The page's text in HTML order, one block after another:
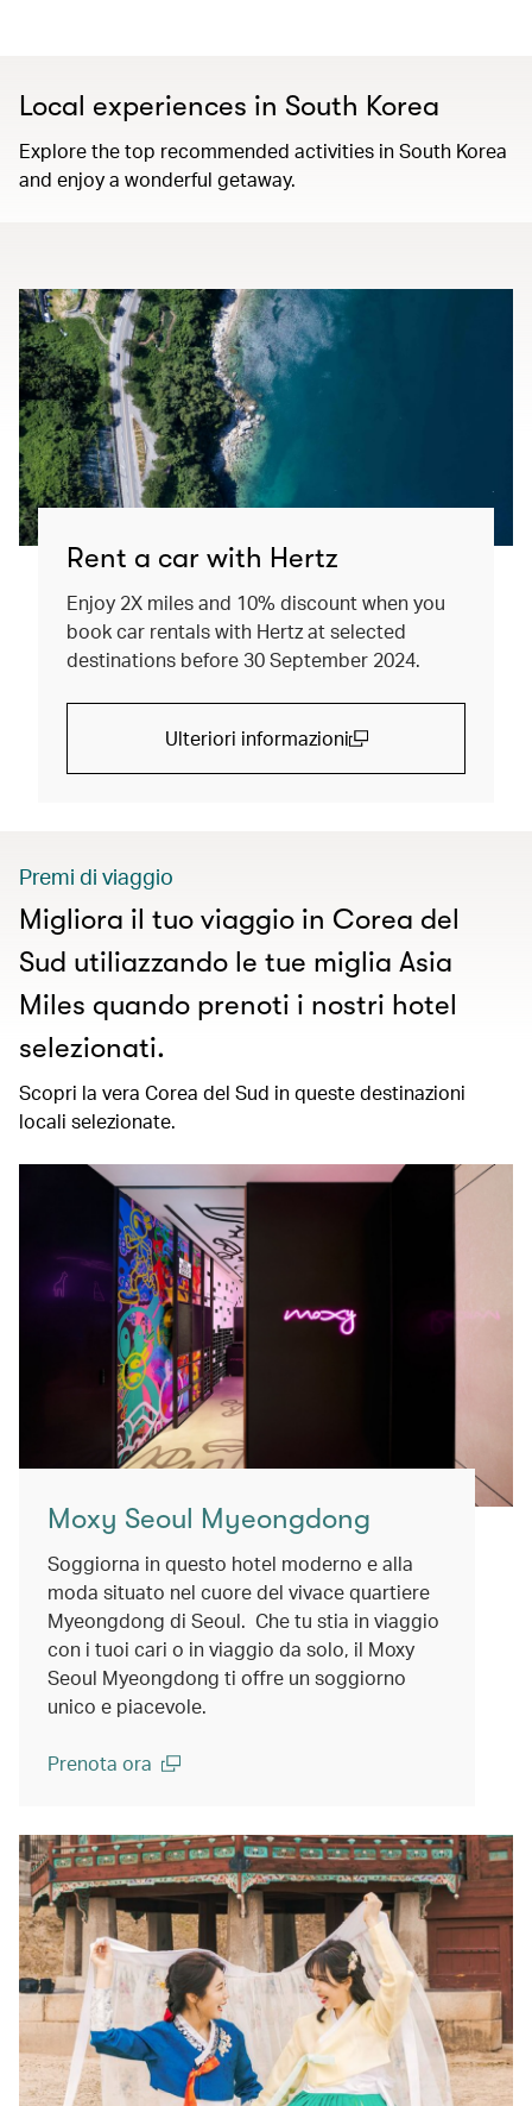
Local experiences in South Korea
Explore the top recommended activities in South Korea
and enjoy a wonderful getaway.
Rent a car with Hertz
Enjoy 2X miles and 10% discount when you
book car rentals with Hertz at selected
destinations before 30 September 2024.
Ulteriori informazioni
Premi di viaggio
Migliora il tuo viaggio in Corea del
Sud utiliazzando le tue miglia Asia
Miles quando prenoti i nostri hotel
selezionati.
Scopri la vera Corea del Sud in queste destinazioni
locali selezionate.
Moxy Seoul Myeongdong
Soggiorna in questo hotel moderno e alla
moda situato nel cuore del vivace quartiere
Myeongdong di Seoul. Che tu stia in viaggio
con i tuoi cari o in viaggio da solo, il Moxy
Seoul Myeongdong ti offre un soggiorno
unico e piacevole.
Prenota ora